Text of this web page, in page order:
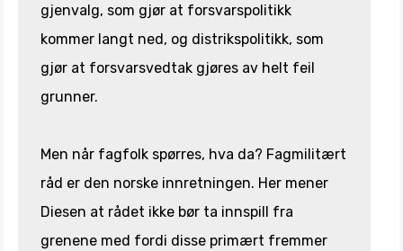
gjenvalg, som gjør at forsvarspolitikk
kommer langt ned, og distrikspolitikk, som
gjør at forsvarsvedtak gjøres av helt feil
grunner.
Men når fagfolk spørres, hva da? Fagmilitært
råd er den norske innretningen. Her mener
Diesen at rådet ikke bør ta innspill fra
grenene med fordi disse primært fremmer